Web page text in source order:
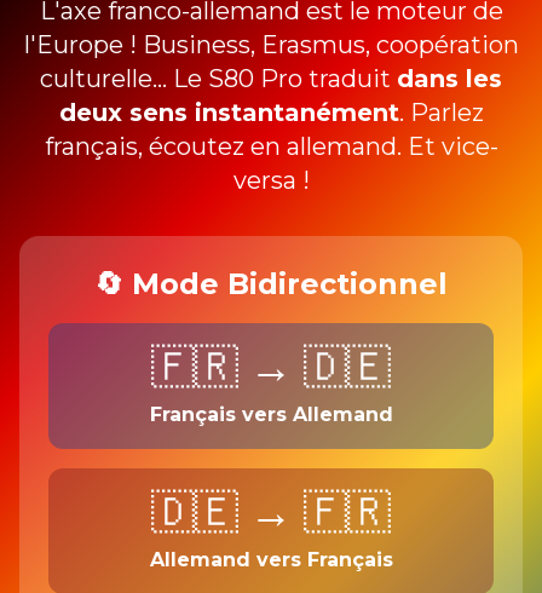
L'axe franco-allemand est le moteur de
l'Europe ! Business, Erasmus, coopération
culturelle... Le S80 Pro traduit dans les
deux sens instantanément. Parlez
français, écoutez en allemand. Et vice-
versa !
🔄 Mode Bidirectionnel
🇫🇷 → 🇩🇪
Français vers Allemand
🇩🇪 → 🇫🇷
Allemand vers Français